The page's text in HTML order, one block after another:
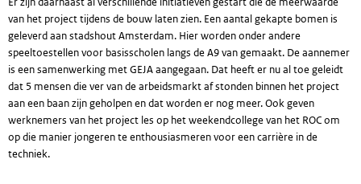
van het project tijdens de bouw laten zien. Een aantal gekapte bomen is
geleverd aan stadshout Amsterdam. Hier worden onder andere
speeltoestellen voor basisscholen langs de A9 van gemaakt. De aannemer
is een samenwerking met GEJA aangegaan. Dat heeft er nu al toe geleidt
dat 5 mensen die ver van de arbeidsmarkt af stonden binnen het project
aan een baan zijn geholpen en dat worden er nog meer. Ook geven
werknemers van het project les op het weekendcollege van het ROC om
op die manier jongeren te enthousiasmeren voor een carrière in de
techniek.